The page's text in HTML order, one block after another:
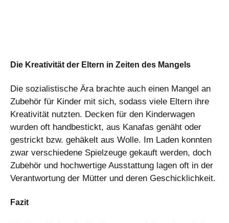
Die Kreativität der Eltern in Zeiten des Mangels
Die sozialistische Ära brachte auch einen Mangel an
Zubehör für Kinder mit sich, sodass viele Eltern ihre
Kreativität nutzten. Decken für den Kinderwagen
wurden oft handbestickt, aus Kanafas genäht oder
gestrickt bzw. gehäkelt aus Wolle. Im Laden konnten
zwar verschiedene Spielzeuge gekauft werden, doch
Zubehör und hochwertige Ausstattung lagen oft in der
Verantwortung der Mütter und deren Geschicklichkeit.
Fazit